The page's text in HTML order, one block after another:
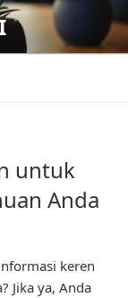
untuk
Anda
keren
Jika ya, Anda